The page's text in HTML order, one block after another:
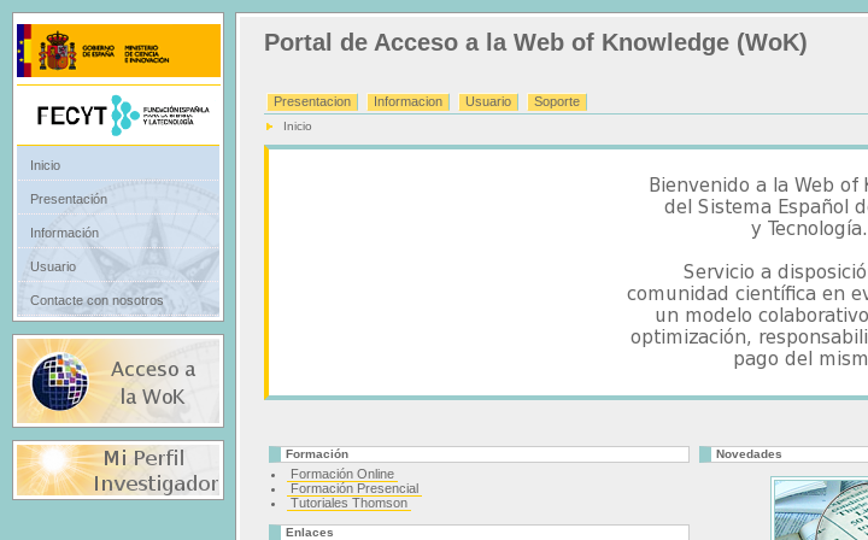
Portal de Acceso a la Web of Knowledge (WoK)
Presentacion Informacion Usuario Soporte
Inicio
Formación
Formación Online
Formación Presencial
Tutoriales Thomson
Enlaces
Novedades
Inicio
Presentación
Información
Usuario
Contacte con nosotros